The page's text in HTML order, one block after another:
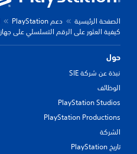
الصفحة الرئيسية دعم PlayStation
كيفية العثور على الرقم التسلسلي على جهاز PS Portal
حول
نبذة عن شركة SIE
الوظائف
PlayStation Studios
PlayStation Productions
الشركة
تاريخ PlayStation